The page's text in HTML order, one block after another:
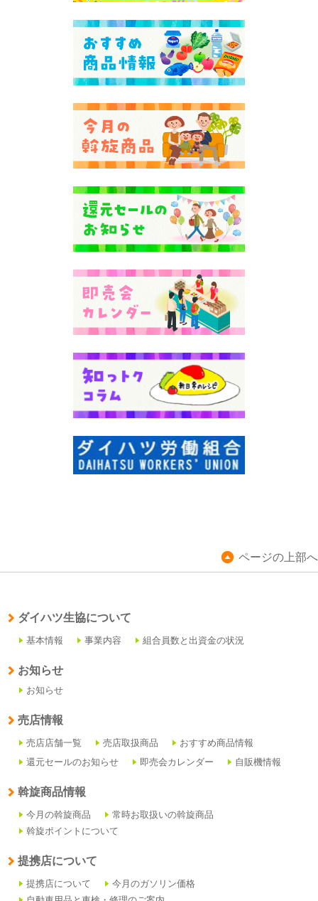
ページの上部へ
ダイハツ生協について
基本情報 事業内容 組合員数と出資金の状況
お知らせ
お知らせ
売店情報
売店店舗一覧 売店取扱商品
おすすめ商品情報
還元セールのお知らせ
即売会カレンダー 自販機情報
斡旋商品情報
今月の斡旋商品
常時お取扱いの斡旋商品
斡旋ポイントについて
提携店について
提携店について
今月のガソリン価格